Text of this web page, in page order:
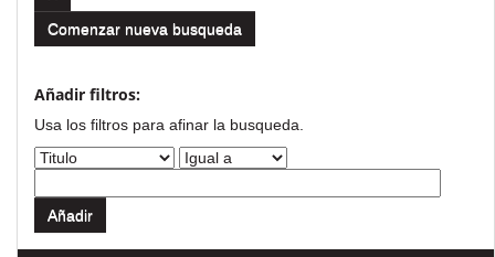
Comenzar nueva busqueda
Añadir filtros:
Usa los filtros para afinar la busqueda.